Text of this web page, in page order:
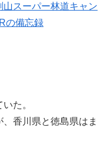
山スーパー林道キャン
の備忘録
た。
香川県と徳島県はま